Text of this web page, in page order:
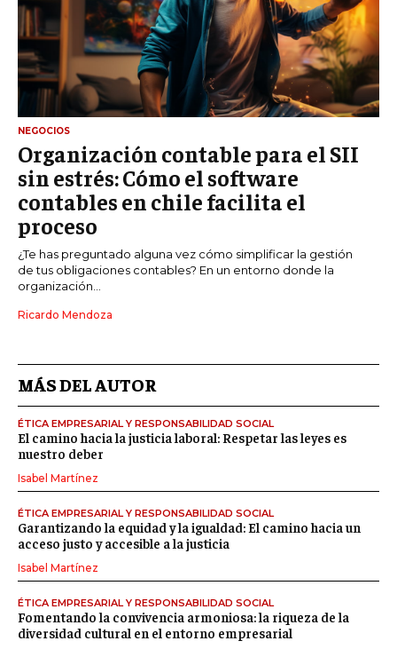
NEGOCIOS
Organización contable para el SII
sin estrés: Cómo el software
contables en chile facilita el
proceso
¿Te has preguntado alguna vez cómo simplificar la gestión
de tus obligaciones contables? En un entorno donde la
organización...
Ricardo Mendoza
MÁS DEL AUTOR
ÉTICA EMPRESARIAL Y RESPONSABILIDAD SOCIAL
El camino hacia la justicia laboral: Respetar las leyes es
nuestro deber
Isabel Martínez
ÉTICA EMPRESARIAL Y RESPONSABILIDAD SOCIAL
Garantizando la equidad y la igualdad: El camino hacia un
acceso justo y accesible a la justicia
Isabel Martínez
ÉTICA EMPRESARIAL Y RESPONSABILIDAD SOCIAL
Fomentando la convivencia armoniosa: la riqueza de la
diversidad cultural en el entorno empresarial